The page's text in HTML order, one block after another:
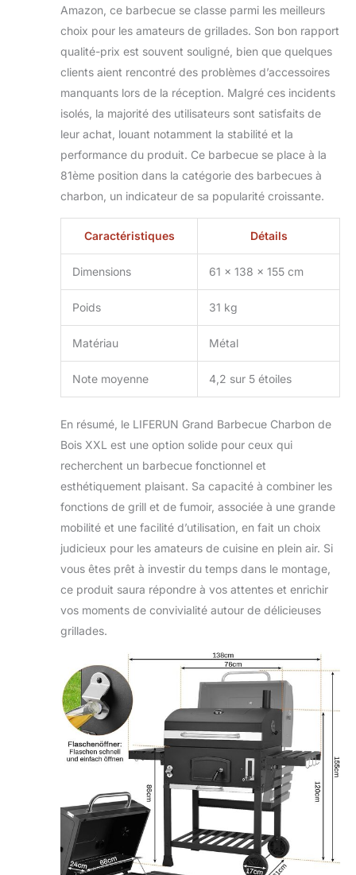
terme et le
processus de
protection contre la
rouille par
pulvérisation de
poudre à haute
température de la
surface peut
empêcher
rouille. Le gril peut
être monté
relativement
facilement. Il est
deux personnes
temps de montage
minutes.
pratique : le
barbecue au
charbon de bois est
en acier inoxydable
et de roues
épaissies pour un
déplacement facile,
de 2 plateaux
pliables latéraux et
de 8 crochets pour
placer
confortablement les
aliments et les
etc. Le bac à
peut nettoyer
rapidement les
cendres, et la
longue étagère sur
le fond peut être
utilisée pour placer
du charbon de bois
et d'autres
matériaux de
barbecue.
Facile
à ranger : la table
latérale du
barbecue au
charbon de bois
Amazon, ce barbecue se classe parmi les meilleurs
choix pour les amateurs de grillades. Son bon rapport
qualité-prix est souvent souligné, bien que quelques
clients aient rencontré des problèmes d’accessoires
manquants lors de la réception. Malgré ces incidents
isolés, la majorité des utilisateurs sont satisfaits de
leur achat, louant notamment la stabilité et la
performance du produit. Ce barbecue se place à la
81ème position dans la catégorie des barbecues à
charbon, un indicateur de sa popularité croissante.
Caractéristiques Détails
Dimensions 61 x 138 x 155 cm
Poids 31 kg
Matériau Métal
Note moyenne 4,2 sur 5 étoiles
En résumé, le LIFERUN Grand Barbecue Charbon de
Bois XXL est une option solide pour ceux qui
recherchent un barbecue fonctionnel et
esthétiquement plaisant. Sa capacité à combiner les
fonctions de grill et de fumoir, associée à une grande
mobilité et une facilité d’utilisation, en fait un choix
judicieux pour les amateurs de cuisine en plein air. Si
vous êtes prêt à investir du temps dans le montage,
ce produit saura répondre à vos attentes et enrichir
vos moments de convivialité autour de délicieuses
grillades.